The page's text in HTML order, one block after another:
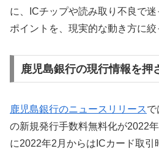
に、ICチップや読み取り不良で
ポイントを、現実的な動き方に絞
鹿児島銀行の現行情報を押
鹿児島銀行のニュースリリースで
の新規発行手数料無料化が2022
に2022年2月からはICカード取引